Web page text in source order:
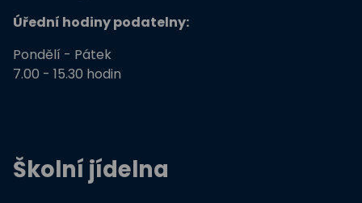
Úřední hodiny podatelny:
Pondělí - Pátek
7.00 - 15.30 hodin
Školní jídelna